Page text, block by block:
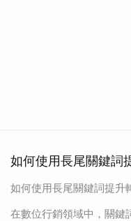
如何使用長尾關鍵詞
如何使用長尾關鍵詞提升
在數位行銷領域中，關鍵